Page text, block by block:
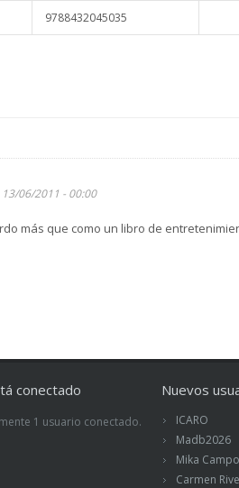
9788432045035
06/2011 - 00:00
más que como un libro de
conectado
1 usuario conectado.
Nuevos
ICARO
Madb2026
Mika
Carmen